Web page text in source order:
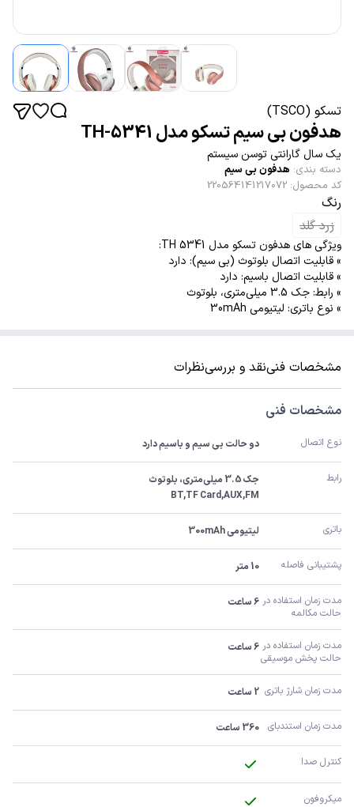
تسکو (TSCO)
هدفون بی سیم تسکو مدل TH-5341
یک سال گارانتی توسن سیستم
دسته بندی: هدفون بی سیم
کد محصول:
220564141217072
رنگ
زرد گلد
ویژگی های هدفون تسکو مدل TH 5341:
» قابلیت اتصال بلوتوث (بی سیم): دارد
» قابلیت اتصال باسیم: دارد
» رابط: جک 3.5 میلی‌متری، بلوتوث
» نوع باتری: لیتیومی 30mAh
مشخصات فنینقد و بررسینظرات
مشخصات فنی
نوع اتصال دو حالت بی سیم و باسیم دارد
رابط
BT,TF Card,AUX,FM
باتری لیتیومی 300mAh
پشتیبانی فاصله 10 متر
حالت مکالمه
6 ساعت
حالت پخش موسیقی
6 ساعت
مدت زمان شارژ باتری 2 ساعت
مدت زمان استندبای 360 ساعت
کنترل صدا
میکروفون